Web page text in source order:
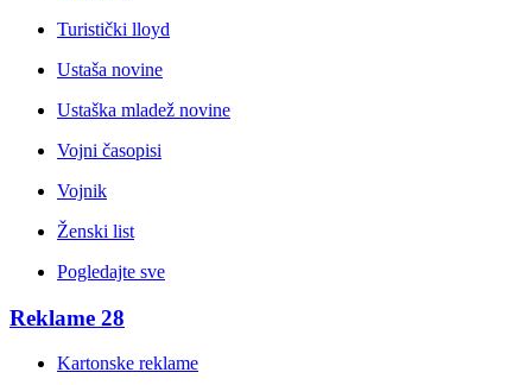
Turistički lloyd
Ustaša novine
Ustaška mladež novine
Vojni časopisi
Vojnik
Ženski list
Pogledajte sve
Reklame 28
Kartonske reklame